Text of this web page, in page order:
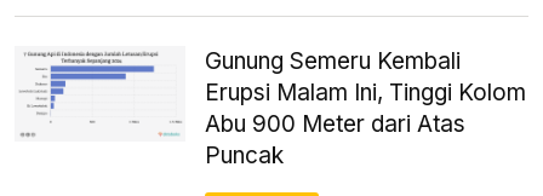
Gunung Semeru Kembali
Erupsi Malam Ini, Tinggi Kolom
Abu 900 Meter dari Atas
Puncak